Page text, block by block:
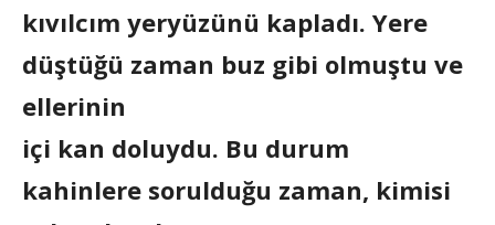
kıvılcım yeryüzünü kapladı. Yere
düştüğü zaman buz gibi olmuştu ve
ellerinin
içi kan doluydu. Bu durum
kahinlere sorulduğu zaman, kimisi